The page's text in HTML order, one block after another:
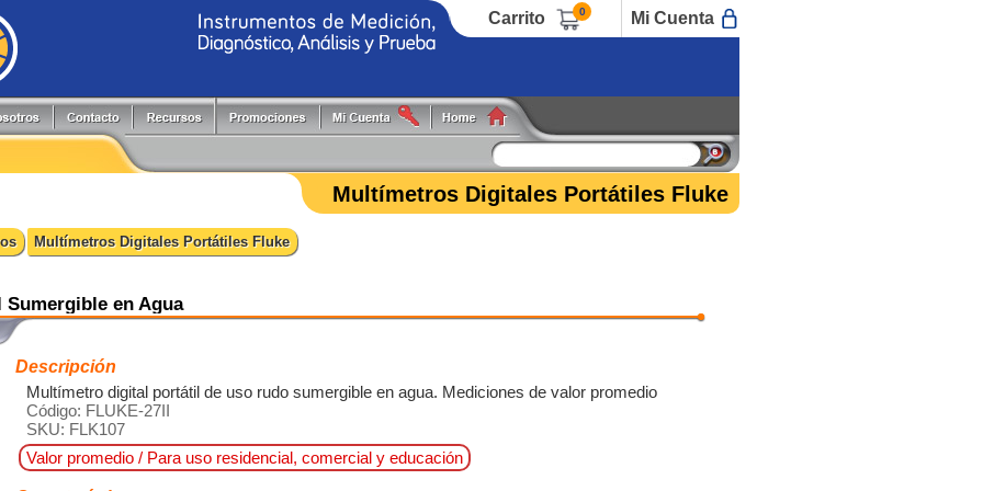
Carrito 0 Mi Cuenta
Generadores de Funciones
Medidores
Pinzas de Medición
Probadores
Puntas de Prueba
Registradores
Software
FlukeCal
Global Specialties
Pruftechnik
RIGOL
Tektronix
Multímetros Digitales Portátiles Fluke
Multímetros Digitales Portátiles Fluke
en Agua
Descripción
Multímetro digital portátil de uso rudo sumergible en agua. Mediciones de valor promedio
Código: FLUKE-27II
SKU: FLK107
Valor promedio / Para uso residencial, comercial y educación